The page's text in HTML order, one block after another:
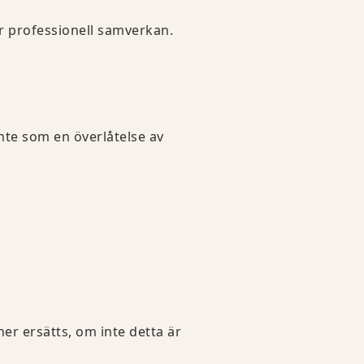
professionell samverkan.
som en överlåtelse av
ersätts, om inte detta är